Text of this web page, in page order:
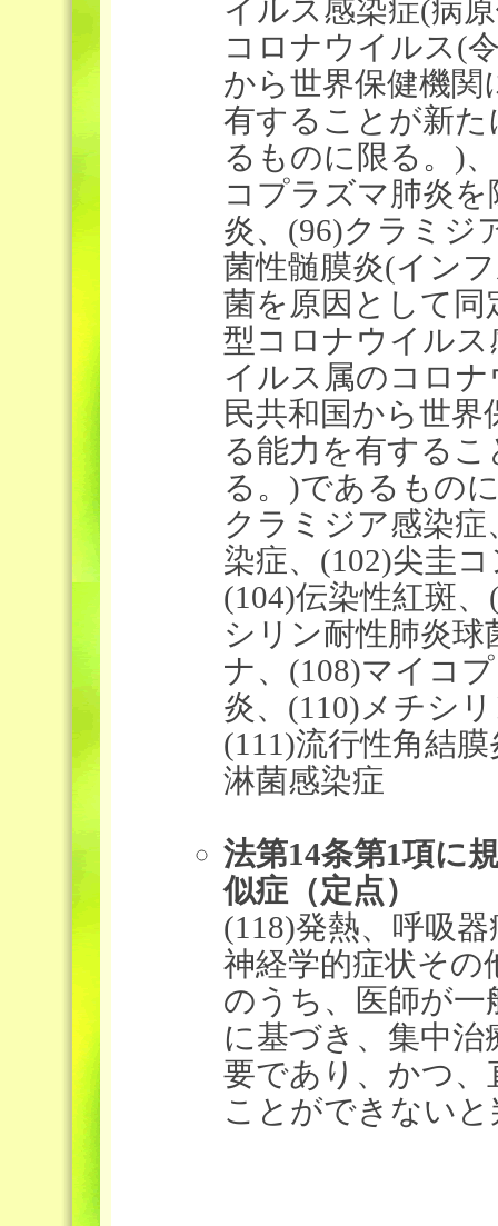
イルス感染症(病
コロナウイルス(
から世界保健機
有することが新
るものに限る。)
コプラズマ肺炎
炎、(96)クラミジ
菌性髄膜炎(イン
菌を原因として同
型コロナウイル
イルス属のコロ
民共和国から世
る能力を有する
る。)であるもの
クラミジア感染
染症、(102)尖圭
(104)伝染性紅斑
シリン耐性肺炎
ナ、(108)マイコ
炎、(110)メチシ
(111)流行性角結
淋菌感染症
法第14条第1項に
似症（定点）
(118)発熱、呼吸
神経学的症状その
のうち、医師が
に基づき、集中
要であり、かつ
ことができない